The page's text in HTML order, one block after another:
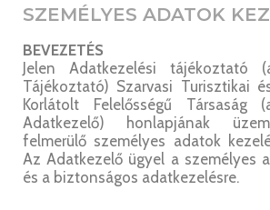
SZEMÉLYES ADATOK
BEVEZETÉS
Jelen Adatkezelési tájékoztató
Tájékoztató) Szarvasi Turisztikai
Korlátolt Felelősségű Társaság
Adatkezelő) honlapjának
felmerülő személyes adatok
Az Adatkezelő ügyel a személyes
és a biztonságos adatkezelésre.